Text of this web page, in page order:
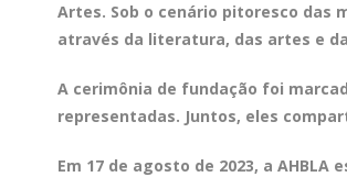
Artes. Sob o cenário pitoresco das
através da literatura, das artes e
A cerimônia de fundação foi
representadas. Juntos, eles
Em 17 de agosto de 2023, a